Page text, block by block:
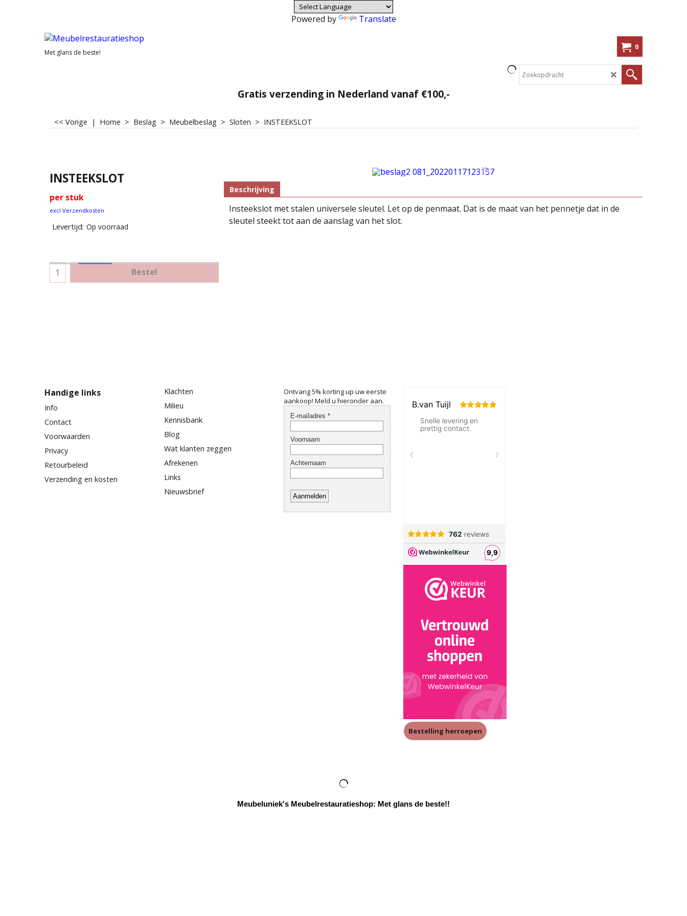
Powered by Translate
Met glans de beste!
0
Gratis verzending in Nederland vanaf €100,-
<< Vorige | Home > Beslag > Meubelbeslag > Sloten > INSTEEKSLOT
INSTEEKSLOT
per stuk
excl Verzendkosten
Levertijd: Op voorraad
Bestel
Beschrijving
Insteekslot met stalen universele sleutel. Let op de penmaat. Dat is de maat van het pennetje dat in de
sleutel steekt tot aan de aanslag van het slot.
Handige links
Info
Contact
Voorwaarden
Privacy
Retourbeleid
Verzending en kosten
Klachten
Milieu
Kennisbank
Blog
Wat klanten zeggen
Afrekenen
Links
Nieuwsbrief
Ontvang 5% korting up uw eerste
aankoop! Meld u hieronder aan.
Bestelling herroepen
Meubeluniek's Meubelrestauratieshop: Met glans de beste!!